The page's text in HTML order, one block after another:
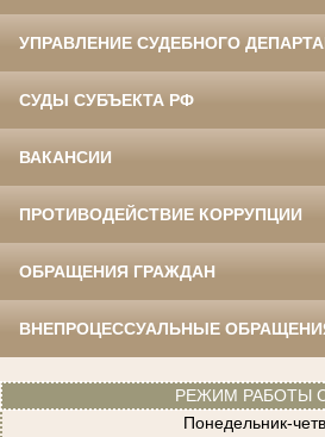
УПРАВЛЕНИЕ СУДЕБНОГО
СУДЫ СУБЪЕКТА РФ
ВАКАНСИИ
ПРОТИВОДЕЙСТВИЕ КОРРУПЦИИ
ОБРАЩЕНИЯ ГРАЖДАН
ВНЕПРОЦЕССУАЛЬНЫЕ
РЕЖИМ РАБОТЫ
Понедельник-